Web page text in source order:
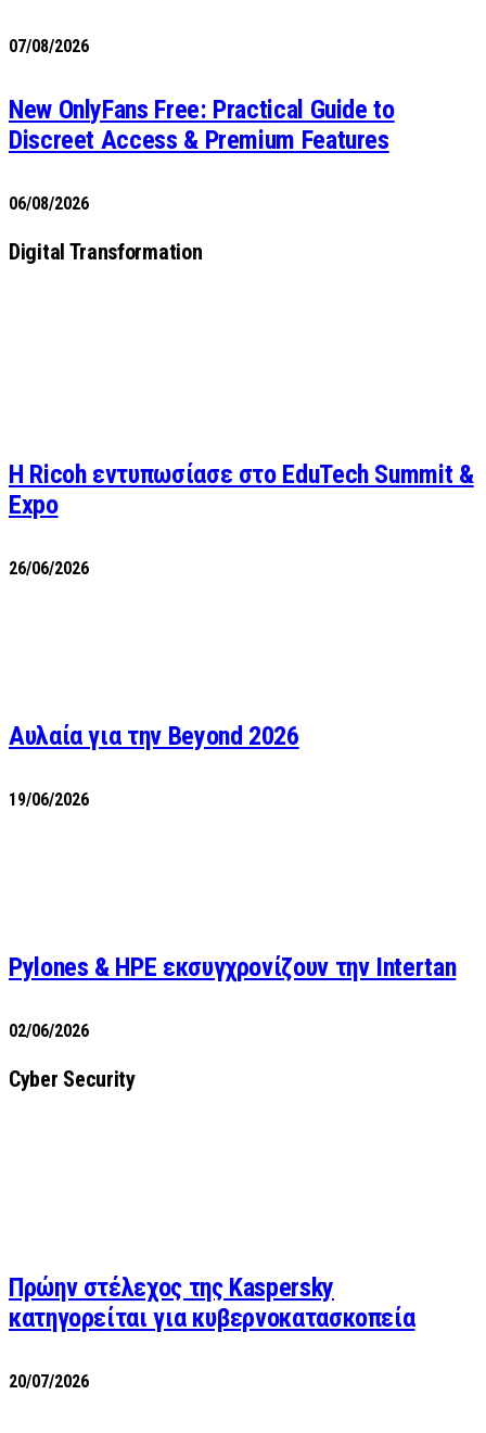
07/08/2026
New OnlyFans Free: Practical Guide to
Discreet Access & Premium Features
06/08/2026
Digital Transformation
Η Ricoh εντυπωσίασε στο EduTech Summit &
Expo
26/06/2026
Αυλαία για την Beyond 2026
19/06/2026
Pylones & HPE εκσυγχρονίζουν την Intertan
02/06/2026
Cyber Security
Πρώην στέλεχος της Kaspersky
κατηγορείται για κυβερνοκατασκοπεία
20/07/2026